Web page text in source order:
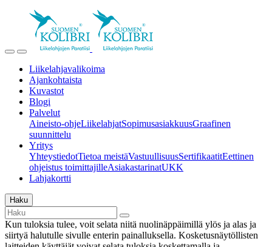
Liikelahjavalikoima
Ajankohtaista
Kuvastot
Blogi
Palvelut
Aineisto-ohjeLiikelahjatSopimusasiakkuusGraafinen
suunnittelu
Yritys
YhteystiedotTietoa meistäVastuullisuusSertifikaatitEettinen
ohjeistus toimittajilleAsiakastarinatUKK
Lahjakortti
Haku
Kun tuloksia tulee, voit selata niitä nuolinäppäimillä ylös ja alas ja
siirtyä halutulle sivulle enterin painalluksella. Kosketusnäytöllisten